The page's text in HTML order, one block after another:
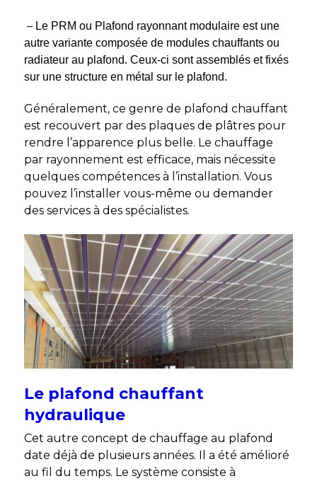
– Le PRM ou Plafond rayonnant modulaire est une
autre variante composée de modules chauffants ou
radiateur au plafond. Ceux-ci sont assemblés et fixés
sur une structure en métal sur le plafond.
Généralement, ce genre de plafond chauffant
est recouvert par des plaques de plâtres pour
rendre l’apparence plus belle. Le chauffage
par rayonnement est efficace, mais nécessite
quelques compétences à l’installation. Vous
pouvez l’installer vous-même ou demander
des services à des spécialistes.
Le plafond chauffant
hydraulique
Cet autre concept de chauffage au plafond
date déjà de plusieurs années. Il a été amélioré
au fil du temps. Le système consiste à